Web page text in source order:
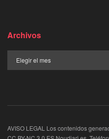
Archivos
AVISO LEGAL Los contenidos